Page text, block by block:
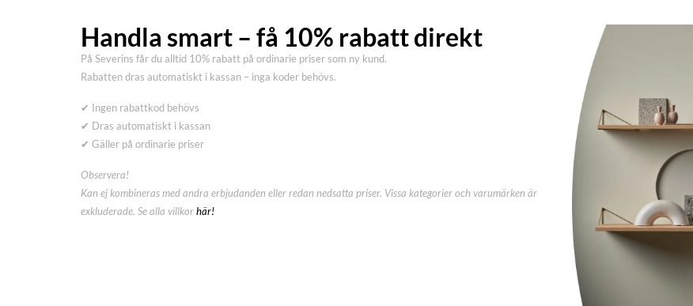
Handla smart – få 10% rabatt direkt
På Severins får du alltid 10% rabatt på ordinarie priser som ny kund.
Rabatten dras automatiskt i kassan – inga koder behövs.
✔ Ingen rabattkod behövs
✔ Dras automatiskt i kassan
✔ Gäller på ordinarie priser
Observera!
Kan ej kombineras med andra erbjudanden eller redan nedsatta priser. Vissa kategorier och varumärken är
exkluderade. Se alla villkorhär!